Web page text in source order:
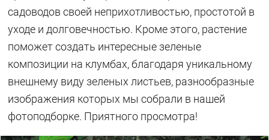
садоводов своей неприхотливостью, простотой в
уходе и долговечностью. Кроме этого, растение
поможет создать интересные зеленые
композиции на клумбах, благодаря уникальному
внешнему виду зеленых листьев, разнообразные
изображения которых мы собрали в нашей
фотоподборке. Приятного просмотра!